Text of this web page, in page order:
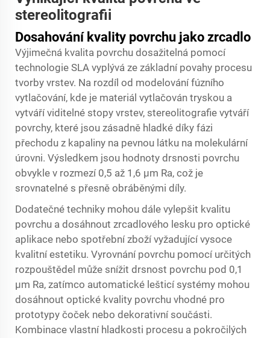
stereolitografii
Dosahování kvality povrchu jako zrcadlo
Výjimečná kvalita povrchu dosažitelná pomocí
technologie SLA vyplývá ze základní povahy procesu
tvorby vrstev. Na rozdíl od modelování fúzního
vytlačování, kde je materiál vytlačován tryskou a
vytváří viditelné stopy vrstev, stereolitografie vytváří
povrchy, které jsou zásadně hladké díky fázi
přechodu z kapaliny na pevnou látku na molekulární
úrovni. Výsledkem jsou hodnoty drsnosti povrchu
obvykle v rozmezí 0,5 až 1,6 μm Ra, což je
srovnatelné s přesně obráběnými díly.
Dodatečné techniky mohou dále vylepšit kvalitu
povrchu a dosáhnout zrcadlového lesku pro optické
aplikace nebo spotřební zboží vyžadující vysoce
kvalitní estetiku. Vyrovnání povrchu pomocí určitých
rozpouštědel může snížit drsnost povrchu pod 0,1
μm Ra, zatímco automatické lešticí systémy mohou
dosáhnout optické kvality povrchu vhodné pro
prototypy čoček nebo dekorativní součásti.
Kombinace vlastní hladkosti procesu a pokročilých